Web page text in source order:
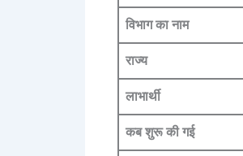
विभाग का नाम
राज्य
लाभार्थी
कब शुरू की गई